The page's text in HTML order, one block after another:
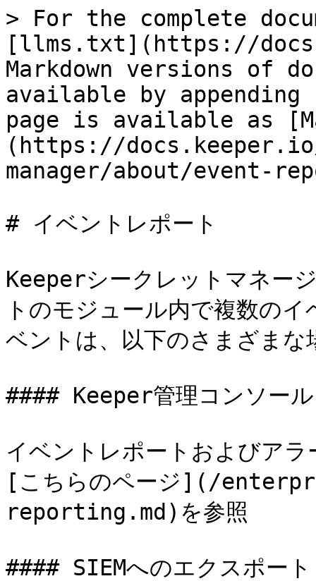
> For the complete
[llms.txt](https://
Markdown versions of
available by
page is available as
(https://
manager/about/event-
# イベントレポート
Keeperシークレットマネー
トのモジュール内で複数の
ベントは、以下のさまざまな
#### Keeper管理コンソール
イベントレポートおよびア
[こちらのページ](/
reporting.md)を参照
#### SIEMへのエクスポート